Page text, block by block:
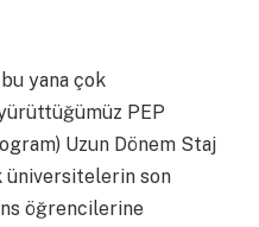
yana çok
PEP
Uzun Dönem Staj
üniversitelerin son
öğrencilerine